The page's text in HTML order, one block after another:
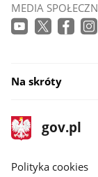
MEDIA
Na skróty
stopka
gov.pl
Strona
gov.pl
gov.pl
Polityka cookies